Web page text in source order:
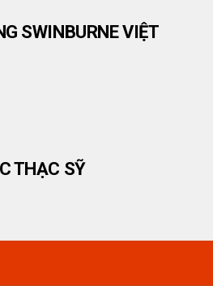
SWINBURNE VIỆT
THẠC SỸ